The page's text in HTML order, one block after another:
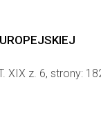
XIX z. 6, strony: